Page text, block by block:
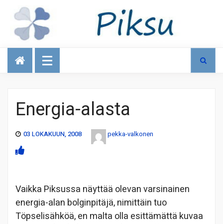
Talous
Energia-alasta
03 LOKAKUUN, 2008 pekka-valkonen
Vaikka Piksussa näyttää olevan varsinainen
energia-alan bolginpitäjä, nimittäin tuo
Töpselisähköä, en malta olla esittämättä kuvaa